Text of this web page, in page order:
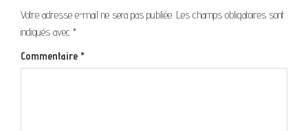
Votre adresse e-mail ne sera pas publiée. Les champs obligatoires sont
indiqués avec *
Commentaire *